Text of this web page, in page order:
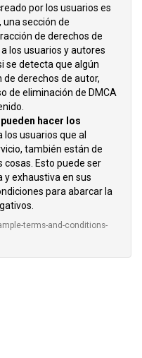
por los usuarios es
sección de
de derechos de
los usuarios y autores
se detecta que algún
derechos de autor,
de eliminación de DMCA
hacer los
usuarios que al
también están de
cosas. Esto puede ser
y exhaustiva en sus
para abarcar la
terms-and-conditions-